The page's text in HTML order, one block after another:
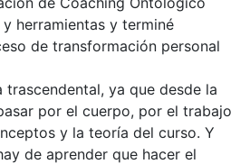
herramientas y terminé
de transformación personal
trascendental, ya que desde la
por el cuerpo, por el trabajo
y la teoría del curso. Y
de aprender que hacer el